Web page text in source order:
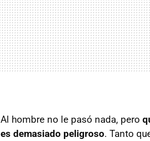
Al hombre no le pasó nada, pero
es demasiado peligroso. Tanto